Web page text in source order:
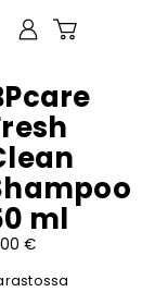
ml
€